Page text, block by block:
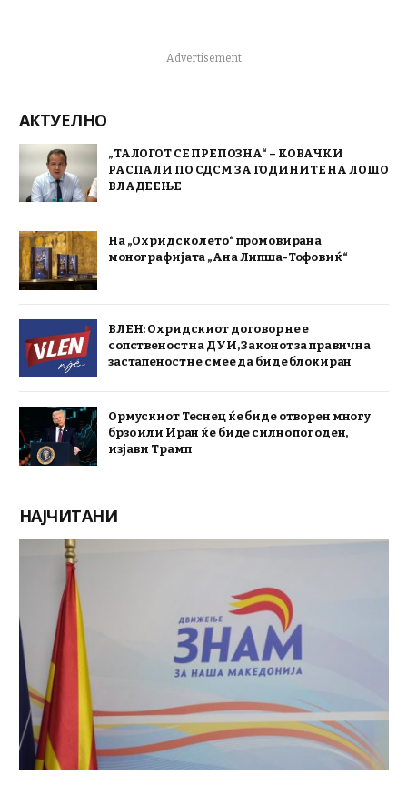
Advertisement
АКТУЕЛНО
„ТАЛОГОТ СЕ ПРЕПОЗНА“ – КОВАЧКИ
РАСПАЛИ ПО СДСМ ЗА ГОДИНИТЕ НА ЛОШО
ВЛАДЕЕЊЕ
На „Охридско лето“ промовирана
монографијата „Ана Липша-Тофовиќ“
ВЛЕН: Охридскиот договор не е
сопственост на ДУИ, Законот за правична
застапеност не смее да биде блокиран
Ормускиот Теснец ќе биде отворен многу
брзо или Иран ќе биде силно погоден,
изјави Трамп
НАЈЧИТАНИ